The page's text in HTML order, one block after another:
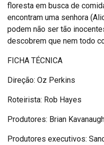
floresta em busca de
encontram uma senhora
podem não ser tão
descobrem que nem todo
FICHA TÉCNICA
Direção: Oz Perkins
Roteirista: Rob Hayes
Produtores: Brian
Produtores executivos: